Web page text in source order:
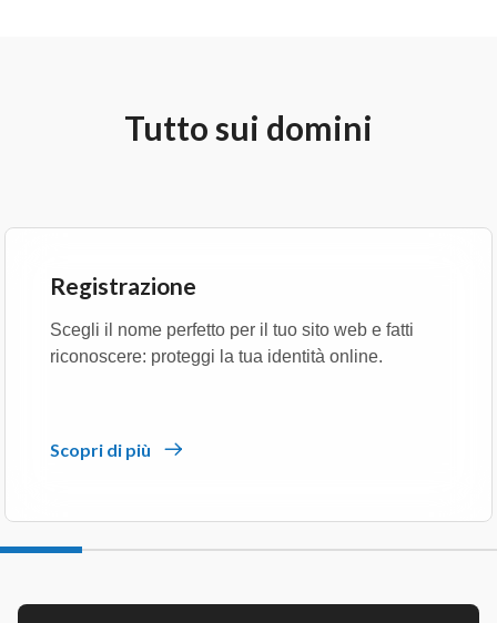
Tutto sui domini
Registrazione
Scegli il nome perfetto per il tuo sito web e fatti
riconoscere: proteggi la tua identità online.
Scopri di più